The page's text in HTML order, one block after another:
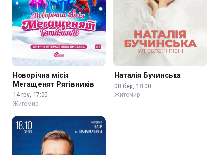
Новорічна місія
Мегащенят Рятівників
14 гру, 17:00
Житомир
Наталія Бучинська
08 бер, 18:00
Житомир